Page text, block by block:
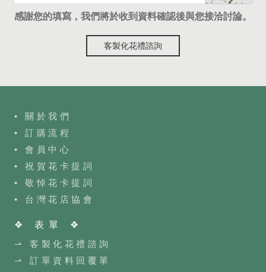
感謝您的填寫，我們將於收到資料確認後與您接洽討論。
客製化花禮諮詢
• 關於我們
• 訂購流程
• 會員中心
• 祝賀花卡提詞
• 敬悼花卡提詞
• 台灣花店協會
❖ 表單 ❖
⇀ 客製化花禮諮詢
⇀ 訂單資料回覆單